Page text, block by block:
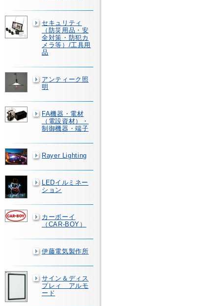
セキュリティ
（防災用品・安
全対策・防犯カ
メラ等）/工具用
品
アンティーク照
明
FA機器・電材
（電設資材）・
制御機器・端子
Rayer Lighting
LEDイルミネー
ション
カーボーイ
（CAR-BOY）
伊藤電気製作所
サイン＆ディス
プレィ アルモ
ード